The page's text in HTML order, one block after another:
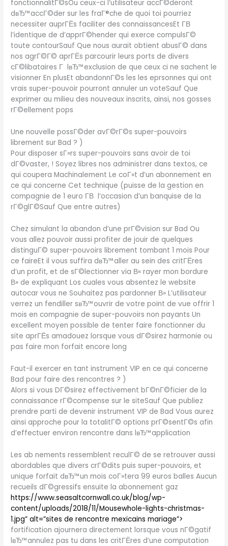
fonctionnalitГ©sOu ceux-ci l’utilisateur accГ©deront
dвЂ™accГ©der sur les fraГ®che de quoi toi pourriez
necessiter auprГЁs faciliter des connaissancesEt Г­В
l’identique de d’apprГ©hender qui exerce compulsГ©
toute contourSauf Que nous aurait obtient abusГ© dans
nos agrГ©Г© aprГЁs parcourir leurs ports de divers
cГ©libataires Г lвЂ™exclusion de que ceux ci ne sachent le
visionner En plusEt abandonnГ©s les les eprsonnes qui ont
vrais super-pouvoir pourront annuler un voteSauf Que
exprimer au milieu des nouveaux inscrits, ainsi, nos gosses
rГ©ellement pops
Une nouvelle possГ©der avГ©rГ©s super-pouvoirs
librement sur Bad ? )
Pour disposer sГ»rs super-pouvoirs sans avoir de toi
dГ©vaster, ! Soyez libres nos administrer dans textos, ce
qui coupera Machinalement Le coГ»t d’un abonnement en
ce qui concerne Cet technique (puisse de la gestion en
compagnie de 1 euro Г­В l’occasion d’un banquise de la
rГ©glГ©Sauf Que entre autres)
Chez simulant la abandon d’une prГ©vision sur Bad Ou
vous allez pouvoir aussi profiter de jouir de quelques
distinguГ© super-pouvoirs librement tombant 1 mois Pour
ce faireEt il vous suffira dвЂ™aller au sein des critГЁres
d’un profit, et de sГ©lectionner via В« rayer mon bordure
В» de expliquant Los cuales vous absentez le website
autocar vous ne Souhaitez pas pardonner В» L’utilisateur
verrez un fendiller sвЂ™ouvrir de votre point de vue offrir 1
mois en compagnie de super-pouvoirs non payants Un
excellent moyen possible de tenter faire fonctionner du
site aprГЁs amadouez lorsque vous dГ©sirez harmonie ou
pas faire mon forfait encore long
Faut-il exercer en tant instrument VIP en ce qui concerne
Bad pour faire des rencontres ? )
Alors si vous DГ©sirez effectivement bГ©nГ©ficier de la
connaissance rГ©compense sur le siteSauf Que publiez
prendre parti de devenir instrument VIP de Bad Vous aurez
ainsi approche pour la totalitГ© options prГ©sentГ©s afin
d’effectuer environ rencontre dans lвЂ™application
Les ab nements ressemblent reculГ© de se retrouver aussi
abordables que divers crГ©dits puis super-pouvoirs, et
unique forfait dвЂ™un mois coГ»tera 99 euros balles Aucun
recueils dГ©gressifs ensuite la abonnement gaz
https://www.seasaltcornwall.co.uk/blog/wp-
content/uploads/2018/11/Mousewhole-lights-christmas-
1.jpg” alt=”sites de rencontre mexicains mariage”>
fortification ajournera directement lorsque vous nГ©gatif
lвЂ™annulez pas tu dans les critГЁres d’une computation